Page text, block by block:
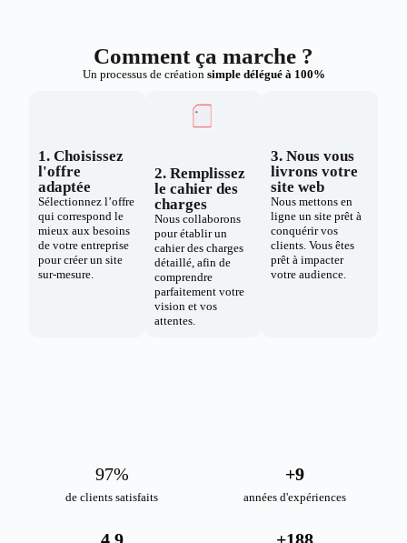
Comment ça marche ?
Un processus de création simple délégué à 100%
1. Choisissez
l'offre
adaptée
Sélectionnez l’offre
qui correspond le
mieux aux besoins
de votre entreprise
pour créer un site
sur-mesure.
2. Remplissez
le cahier des
charges
Nous collaborons
pour établir un
cahier des charges
détaillé, afin de
comprendre
parfaitement votre
vision et vos
attentes.
3. Nous vous
livrons votre
site web
Nous mettons en
ligne un site prêt à
conquérir vos
clients. Vous êtes
prêt à impacter
votre audience.
de clients satisfaits
98%
années d'expériences
+10